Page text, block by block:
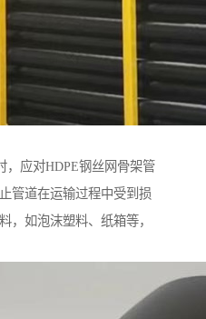
，应对HDPE钢丝网骨架管
管道在运输过程中受到损
，如泡沫塑料、纸箱等，